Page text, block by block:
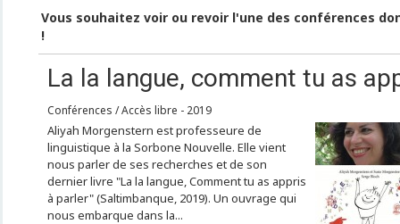
Vous souhaitez voir ou revoir l'une des conférences
!
La la langue, comment tu as
Conférences / Accès libre - 2019
Aliyah Morgenstern est professeure de
linguistique à la Sorbone Nouvelle. Elle vient
nous parler de ses recherches et de son
dernier livre "La la langue, Comment tu as appris
à parler" (Saltimbanque, 2019). Un ouvrage qui
nous embarque dans la...